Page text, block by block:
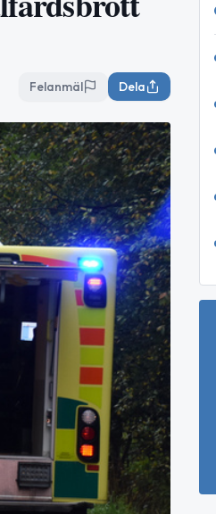
Felanmäl Dela